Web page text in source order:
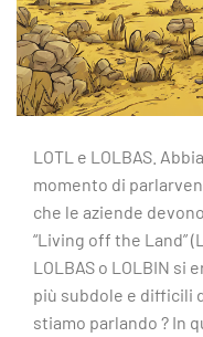
LOTL e LOLBAS.
momento di
che le aziende
“Living off the Land”
LOLBAS o LOLBIN si
più subdole e difficili
stiamo parlando ? In